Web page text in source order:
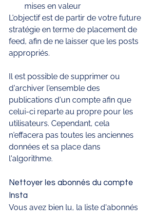
mises en valeur
L'objectif est de partir de votre future
stratégie en terme de placement de
feed, afin de ne laisser que les posts
appropriés.
Il est possible de supprimer ou
d'archiver l'ensemble des
publications d'un compte afin que
celui-ci reparte au propre pour les
utilisateurs. Cependant, cela
n'effacera pas toutes les anciennes
données et sa place dans
l'algorithme.
Nettoyer les abonnés du compte
Insta
Vous avez bien lu, la liste d'abonnés